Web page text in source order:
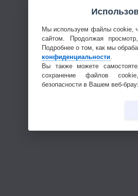
Мы используем файлы cookie,
сайтом. Продолжая
Подробнее о том, как мы
конфиденциальности
Вы также можете
сохранение файлов
безопасности в Вашем веб-